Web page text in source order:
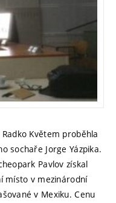
Květem proběhla
sochaře Jorge Yázpika.
Pavlov získal
místo v mezinárodní
v Mexiku. Cenu